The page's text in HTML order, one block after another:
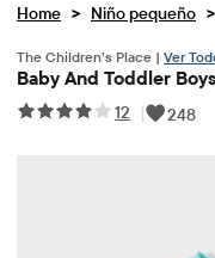
Home > Niño pequeño >
The Children’s Place | Ver
Baby And Toddler
12 | 248